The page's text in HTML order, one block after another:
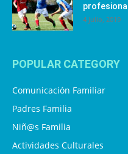
profesional
4 julio, 2019
POPULAR CATEGORY
Comunicación Familiar
Padres Familia
Niñ@s Familia
Actividades Culturales